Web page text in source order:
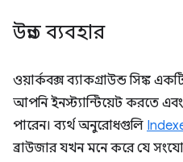
উন্নত ব্যবহার
ওয়ার্কবক্স ব্যাকগ্রাউন্ড সিঙ্ক
আপনি ইনস্ট্যান্টিয়েট করতে
পারেন। ব্যর্থ অনুরোধগুলি
ব্রাউজার যখন মনে করে যে